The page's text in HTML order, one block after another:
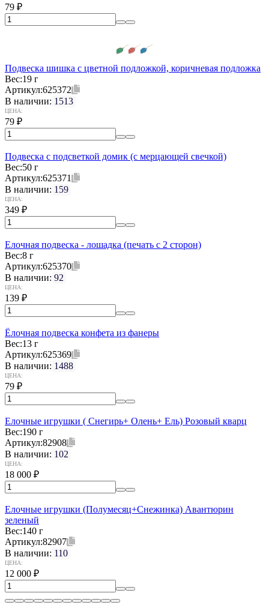
79 ₽
Подвеска шишка с цветной подложкой, коричневая подложка
Вес:19 г
Артикул:625372
В наличии: 1513
ЦЕНА:
79 ₽
Подвеска с подсветкой домик (с мерцающей свечкой)
Вес:50 г
Артикул:625371
В наличии: 159
ЦЕНА:
349 ₽
Елочная подвеска - лошадка (печать с 2 сторон)
Вес:8 г
Артикул:625370
В наличии: 92
ЦЕНА:
139 ₽
Ёлочная подвеска конфета из фанеры
Вес:13 г
Артикул:625369
В наличии: 1488
ЦЕНА:
79 ₽
Елочные игрушки ( Снегирь+ Олень+ Ель) Розовый кварц
Вес:190 г
Артикул:82908
В наличии: 102
ЦЕНА:
18 000 ₽
Елочные игрушки (Полумесяц+Снежинка) Авантюрин
зеленый
Вес:140 г
Артикул:82907
В наличии: 110
ЦЕНА:
12 000 ₽